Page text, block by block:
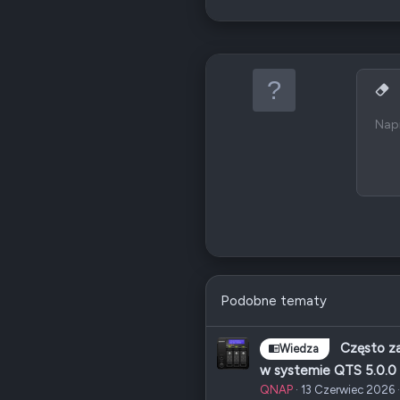
9
10
18
Podobne tematy
Wiedza
Często
w systemie QTS 5.0.0
QNAP 13 Czerwiec 2026